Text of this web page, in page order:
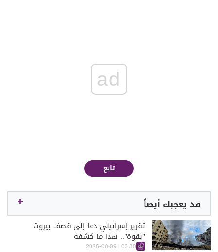
ad
تابع
قد يعجبك أيضاً
تقرير إسرائيلي دعا إلى قصف بيروت
"بقوة".. هذا ما كشفه
03:30 | 2026-08-09